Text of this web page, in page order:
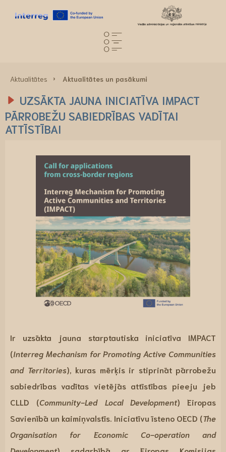
Aktualitātes Aktualitātes un pasākumi
UZSĀKTA JAUNA INICIATĪVA IMPACT
PĀRROBEŽU SABIEDRĪBAS VADĪTAI
ATTĪSTĪBAI
Ir uzsākta
jauna starptautiska iniciatīva IMPACT
(Interreg Mechanism for Promoting Active Communities
and Territories), kuras mērķis ir stiprināt pārrobežu
sabiedrības vadītas vietējās attīstības pieeju jeb
CLLD (Community-Led Local Development) Eiropas
Savienībā un kaimiņvalstīs. Iniciatīvu īsteno OECD (The
Organisation for Economic Co-operation and